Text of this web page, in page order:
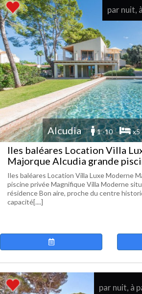
par nuit,
Alcudia 1 -10 x5
Iles baléares Location Villa
Majorque Alcudia grande
Iles baléares Location Villa Luxe Moderne
piscine privée Magnifique Villa Moderne
résidence Bon aire, proche du centre
capacité[....]
par nuit, à